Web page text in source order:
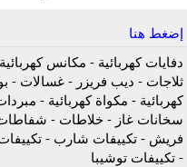
إضغط هنا
دفايات كهربائية - مكانس
ثلاجات - ديب فريزر - غسالات -
كهربائية - مكواة كهربائية -
سخانات غاز - خلاطات - شفاطات -
فريش - تكييفات شارب - تكييفات
- تكييفات توشيبا